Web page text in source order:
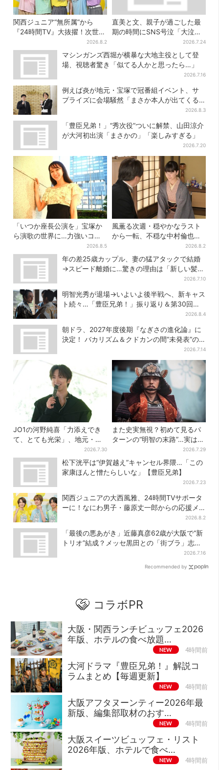
関西ジュニア“無所属”から
『24時間TV』大抜擢！次世代
スターと期待「まさか僕
が…」
2026.8.2
直美と文、親子が過ごした最
期の時間にSNS号泣「大泣き
2026.7.24
マシンガンズ西堀が横暴な大地主役として登
場、視聴者驚き「似てる人かと思ったら…」
2026.7.16
例えば炎が地元・宝塚で冠番組イベント、サ
プライズに会場騒然「まさか本人が出てくる
2026.8.3
「豊臣兄弟！」“秀次役”ついに解禁、山田涼介
が大河初出演「まさかの」「楽しみすぎる」
2026.7.20
「いつか座長公演を」宝塚か
ら演歌の世界に…力強いコブ
シで聴かせる有沙瞳の目指す
道とは
2026.8.5
風薫る次週・穏やかなラスト
から一転、不穏な中村倫也の
登場に視聴者期待「いよいよ
登場だ」
2026.8.2
年の差25歳カップル、妻の猛アタックで結婚
→スピード離婚に…驚きの理由は「新しい髪
2026.7.10
明智光秀が退場→いよいよ後半戦へ、新キャス
ト続々…「豊臣兄弟！」振り返り＆第30回あ
2026.8.4
朝ドラ、2027年度後期『なぎさの進化論』に
決定！ バカリズム＆クドカンの間“未発表”の
2026.7.14
JO1の河野純喜「力添えでき
て、とても光栄」、地元・奈
良へ凱旋！学生時代の思い出
エピソードも
2026.7.30
また史実無視？初めて見るパ
ターンの“明智の末路”…実は、
ありえなくもない！？【豊臣
兄弟】
2026.7.29
松下洸平は“伊賀越え”キャンセル界隈…「この
家康ほんと憎たらしいな」【豊臣兄弟】
2026.7.23
関西ジュニアの大西風雅、24時間TVサポータ
ーに！なにわ男子・藤原丈一郎からの応援メ
2026.8.2
「最後の悪あがき」近藤真彦62歳が大阪で“新
トリオ”結成？メッセ黒田との「街ブラ」志願
2026.7.16
Recommended by
コラボPR
大阪・関西ランチビュッフェ2026
年版、ホテルの食べ放題…
NEW 4時間前
大河ドラマ『豊臣兄弟！』解説コ
ラムまとめ【毎週更新】
NEW 4時間前
大阪アフタヌーンティー2026年最
新版、編集部取材のおす…
NEW 4時間前
大阪スイーツビュッフェ・リスト
2026年版、ホテルで食べ…
NEW 4時間前